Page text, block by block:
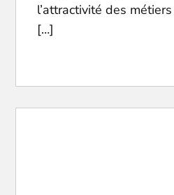
l’attractivité des
[…]